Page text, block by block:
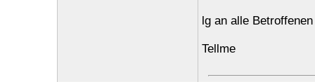
lg an alle
Tellme